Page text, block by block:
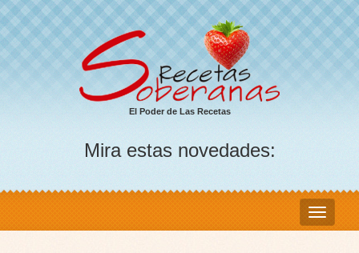
El Poder de Las Recetas
Mira estas novedades: